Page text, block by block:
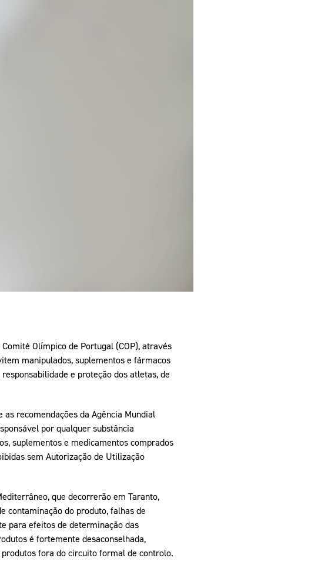
Olímpico de Portugal (COP), através
manipulados, suplementos e fármacos
e proteção dos atletas, de
recomendações da Agência Mundial
por qualquer substância
suplementos e medicamentos comprados
sem Autorização de Utilização
que decorrerão em Taranto,
contaminação do produto, falhas de
para efeitos de determinação das
é fortemente desaconselhada,
fora do circuito formal de controlo.